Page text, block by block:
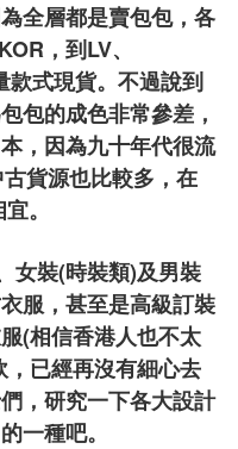
全層都是賣包包，各
，到LV、
式現貨。不過說到
包的成色非常參差，
，因為九十年代很流
貨源也比較多，在
。
女裝(時裝類)及男裝
服，甚至是高級訂裝
(相信香港人也不太
已經再沒有細心去
，研究一下各大設計
一種吧。